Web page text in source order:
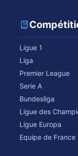
Ligue 1
Liga
Premier League
Serie A
Bundesliga
Ligue des
Ligue Europa
Equipe de France